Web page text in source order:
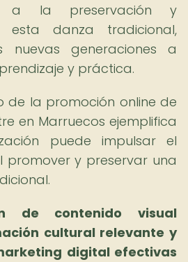
a la preservación y
esta danza tradicional,
generaciones a
y práctica.
de la promoción online de
en Marruecos ejemplifica
puede impulsar el
promover y preservar una
de contenido visual
cultural relevante y
digital efectivas